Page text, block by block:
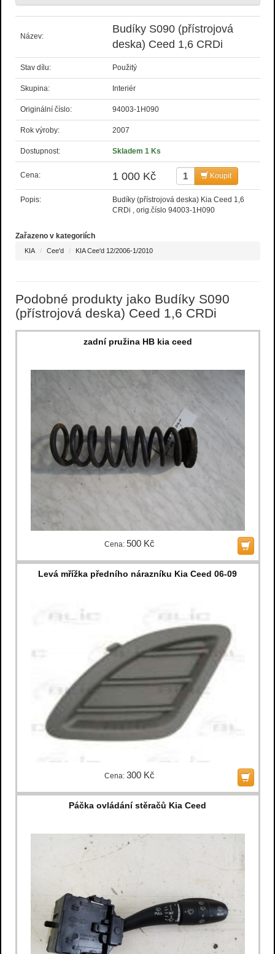
Název:
Budíky S090 (přístrojová
deska) Ceed 1,6 CRDi
Stav dílu: Použitý
Skupina: Interiér
Originální číslo: 94003-1H090
Rok výroby: 2007
Dostupnost: Skladem 1 Ks
Cena: 1 000 Kč Koupit
Popis:
Budíky (přístrojová deska) Kia Ceed 1,6
CRDi , orig.číslo 94003-1H090
Zařazeno v kategoriích
KIA Cee'd KIA Cee'd 12/2006-1/2010
Podobné produkty jako Budíky S090
(přístrojová deska) Ceed 1,6 CRDi
zadní pružina HB kia ceed
Cena: 500 Kč
Levá mřížka předního nárazníku Kia Ceed 06-09
Cena: 300 Kč
Páčka ovládání stěračů Kia Ceed